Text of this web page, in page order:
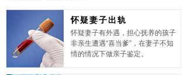
怀疑妻子出轨
怀疑妻子有外遇，担心抚养的孩子
非亲生遭遇“喜当爹”，在妻子不知
情的情况下做亲子鉴定。